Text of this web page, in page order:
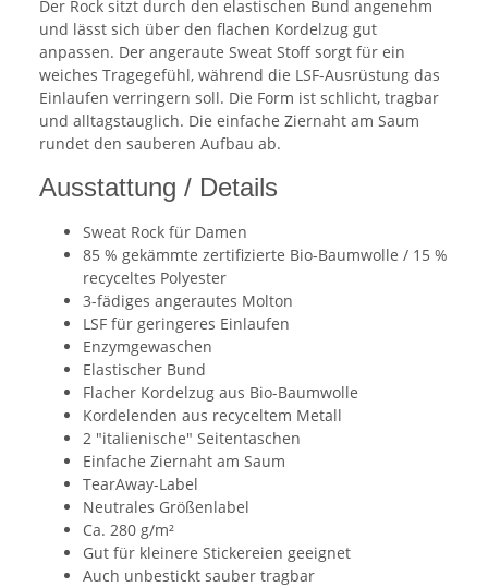
Der Rock sitzt durch den elastischen Bund angenehm
und lässt sich über den flachen Kordelzug gut
anpassen. Der angeraute Sweat Stoff sorgt für ein
weiches Tragegefühl, während die LSF-Ausrüstung das
Einlaufen verringern soll. Die Form ist schlicht, tragbar
und alltagstauglich. Die einfache Ziernaht am Saum
rundet den sauberen Aufbau ab.
Ausstattung / Details
Sweat Rock für Damen
85 % gekämmte zertifizierte Bio-Baumwolle / 15 %
recyceltes Polyester
3-fädiges angerautes Molton
LSF für geringeres Einlaufen
Enzymgewaschen
Elastischer Bund
Flacher Kordelzug aus Bio-Baumwolle
Kordelenden aus recyceltem Metall
2 "italienische" Seitentaschen
Einfache Ziernaht am Saum
TearAway-Label
Neutrales Größenlabel
Ca. 280 g/m²
Gut für kleinere Stickereien geeignet
Auch unbestickt sauber tragbar